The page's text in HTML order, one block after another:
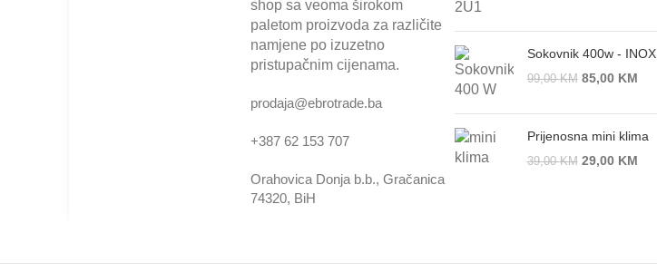
shop sa veoma širokom
paletom proizvoda za različite
namjene po izuzetno
pristupačnim cijenama.
prodaja@ebrotrade.ba
+387 62 153 707
Orahovica Donja b.b., Gračanica
74320, BiH
Sokovnik 400w - INOX
99,00KM 85,00 KM
Prijenosna mini klima
39,00KM 29,00 KM